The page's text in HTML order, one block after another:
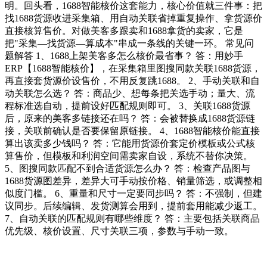
明。回头看，1688智能核价这套能力，核心价值就三件事：把
找1688货源收进采集箱、用自动关联省掉重复操作、拿货源价
直接核算售价。对做美客多跟卖和1688拿货的卖家，它是
把"采集—找货源—算成本"串成一条线的关键一环。 常见问
题解答 1、1688上架美客多怎么核价最省事？ 答：用妙手
ERP【1688智能核价】，在采集箱里图搜同款关联1688货源，
再直接套货源价设售价，不用反复跳1688。 2、手动关联和自
动关联怎么选？ 答：商品少、想每条把关选手动；量大、流
程标准选自动，提前设好匹配规则即可。 3、关联1688货源
后，原来的美客多链接还在吗？ 答：会被替换成1688货源链
接，关联前确认是否要保留原链接。 4、1688智能核价能直接
算出该卖多少钱吗？ 答：它能用货源价套定价模板或公式核
算售价，但模板和利润空间需卖家自设，系统不替你决策。
5、图搜同款匹配不到合适货源怎么办？ 答：检查产品图与
1688货源图差异，差异大可手动按价格、销量筛选，或调整相
似度门槛。 6、重量和尺寸一定要同步吗？ 答：不强制，但建
议同步。后续编辑、发货测算会用到，提前套用能减少返工。
7、自动关联的匹配规则有哪些维度？ 答：主要包括关联商品
优先级、核价设置、尺寸关联三项，参数与手动一致。